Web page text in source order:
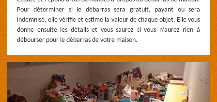
Pour déterminer si le débarras sera gratuit, payant ou sera
indemnisé, elle vérifie et estime la valeur de chaque objet. Elle vous
donne ensuite les détails et vous saurez si vous n’aurez rien à
débourser pour le débarras de votre maison.